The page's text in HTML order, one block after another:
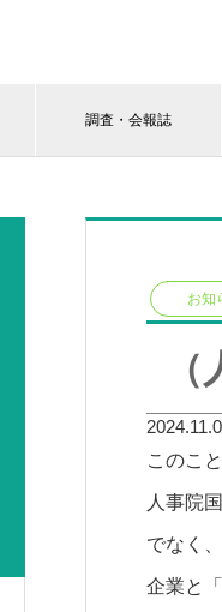
調査・会報誌
お知
このこ
人事院
でなく
企業と